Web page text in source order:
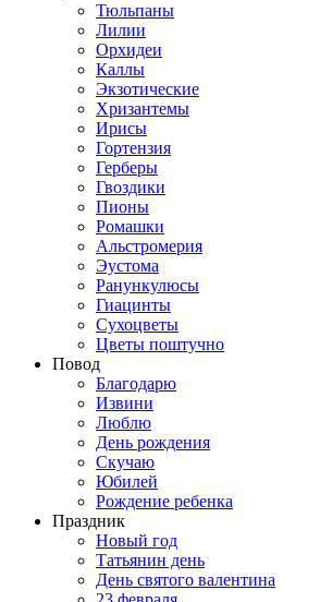
Тюльпаны
Лилии
Орхидеи
Каллы
Экзотические
Хризантемы
Ирисы
Гортензия
Герберы
Гвоздики
Пионы
Ромашки
Альстромерия
Эустома
Ранункулюсы
Гиацинты
Сухоцветы
Цветы поштучно
Повод
Благодарю
Извини
Люблю
День рождения
Скучаю
Юбилей
Рождение ребенка
Праздник
Новый год
Татьянин день
День святого валентина